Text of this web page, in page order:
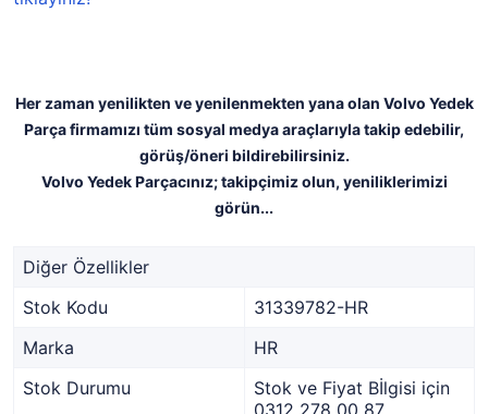
Her zaman yenilikten ve yenilenmekten yana olan Volvo Yedek
Parça firmamızı tüm sosyal medya araçlarıyla takip edebilir,
görüş/öneri bildirebilirsiniz.
Volvo Yedek Parçacınız; takipçimiz olun, yeniliklerimizi
görün...
Diğer Özellikler
Stok Kodu
31339782-HR
Marka
HR
Stok Durumu
Stok ve Fiyat Bİlgisi için
0312 278 00 87